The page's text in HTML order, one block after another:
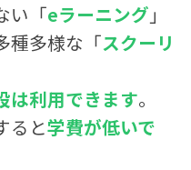
い「eラーニング 」
種多様な「スクーリ
は利用できます。
ると学費が低いで